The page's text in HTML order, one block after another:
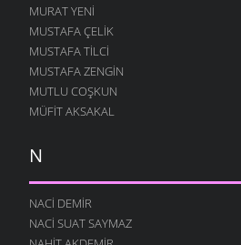
MURAT YENI
MUSTAFA ÇELIK
MUSTAFA TILCI
MUSTAFA ZENGIN
MUTLU COŞKUN
MÜFIT AKSAKAL
N
NACI DEMIR
NACI SUAT SAYMAZ